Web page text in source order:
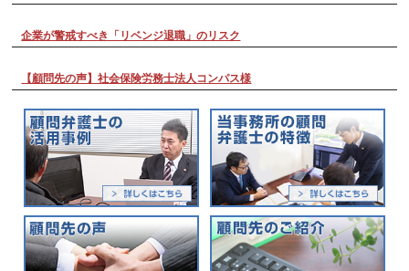
企業が警戒すべき「リベンジ退職」のリスク
【顧問先の声】社会保険労務士法人コンパス様